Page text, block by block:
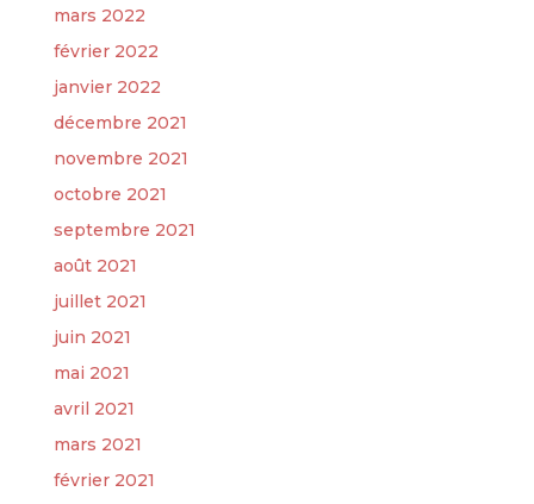
mars 2022
février 2022
janvier 2022
décembre 2021
novembre 2021
octobre 2021
septembre 2021
août 2021
juillet 2021
juin 2021
mai 2021
avril 2021
mars 2021
février 2021